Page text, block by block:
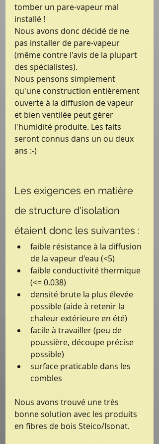
tomber un pare-vapeur mal
installé !
Nous avons donc décidé de ne
pas installer de pare-vapeur
(même contre l'avis de la plupart
des spécialistes).
Nous pensons simplement
qu'une construction entièrement
ouverte à la diffusion de vapeur
et bien ventilée peut gérer
l'humidité produite. Les faits
seront connus dans un ou deux
ans :-)
Les exigences en matière
de structure d'isolation
étaient donc les suivantes :
faible résistance à la diffusion
de la vapeur d'eau (<5)
faible conductivité thermique
(<= 0.038)
densité brute la plus élevée
possible (aide à retenir la
chaleur extérieure en été)
facile à travailler (peu de
poussière, découpe précise
possible)
surface praticable dans les
combles
Nous avons trouvé une très
bonne solution avec les produits
en fibres de bois Steico/Isonat.